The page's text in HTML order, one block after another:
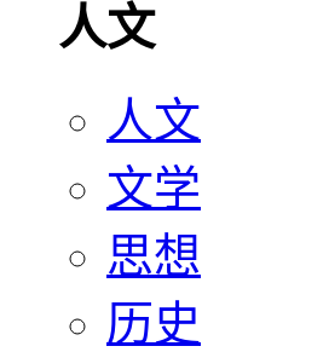
人文
人文
文学
思想
历史